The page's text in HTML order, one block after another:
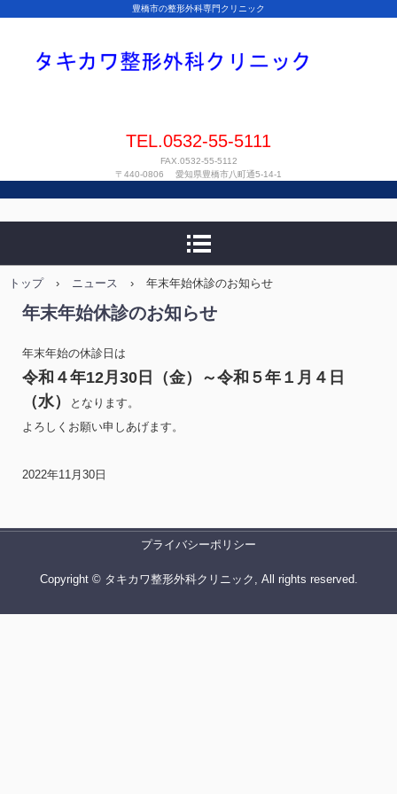
豊橋市の整形外科専門クリニック
TEL.0532-55-5111
FAX.0532-55-5112
〒440-0806 愛知県豊橋市八町通5-14-1
トップ › ニュース › 年末年始休診のお知らせ
年末年始休診のお知らせ
年末年始の休診日は
令和４年12月30日（金）～令和５年１月４日
（水）
となります。
よろしくお願い申しあげます。
2022年11月30日
プライバシーポリシー
Copyright © タキカワ整形外科クリニック, All rights reserved.